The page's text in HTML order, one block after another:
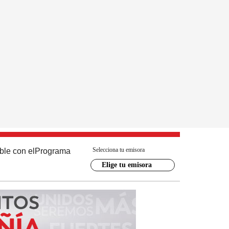
con el Programa Selecciona tu emisora
Elige tu emisora